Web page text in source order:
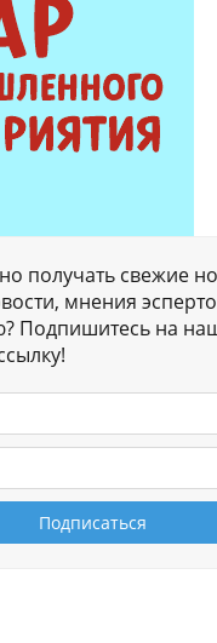
получать свежие
мнения
Подпишитесь на